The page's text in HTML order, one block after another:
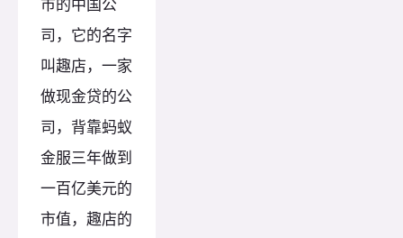
司，它的名字
叫趣店，一家
做现金贷的公
司，背靠蚂蚁
金服三年做到
一百亿美元的
市值，趣店的